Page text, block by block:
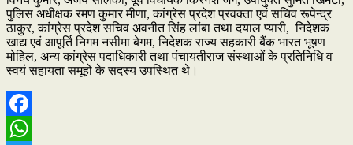
पुलिस अधीक्षक रमण कुमार मीणा, कांग्रेस प्रदेश प्रवक्ता एवं सचिव रूपेन्द्र
ठाकुर, कांग्रेस प्रदेश सचिव अवनीत सिंह लांबा तथा दयाल प्यारी, निदेशक
खाद्य एवं आपूर्ति निगम नसीमा बेगम, निदेशक राज्य सहकारी बैंक भारत भूषण
मोहिल, अन्य कांग्रेस पदाधिकारी तथा पंचायतीराज संस्थाओं के प्रतिनिधि व
स्वयं सहायता समूहों के सदस्य उपस्थित थे।
Facebook